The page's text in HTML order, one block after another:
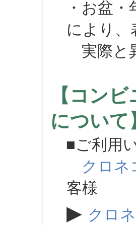
・お盆・
により、
実際と異
【コン
につい
■ご利用
クロネ
客様
▶ クロ